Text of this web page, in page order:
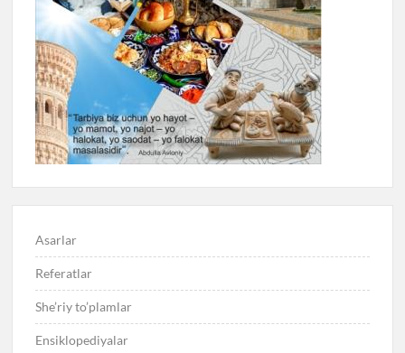
Asarlar
Referatlar
She’riy to’plamlar
Ensiklopediyalar